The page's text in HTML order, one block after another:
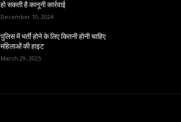
हो सकती है कानूनी कार्रवाई
December 10, 2024
पुलिस में भर्ती होने के लिए कितनी होनी चाहिए
महिलाओं की हाइट
March 29, 2025